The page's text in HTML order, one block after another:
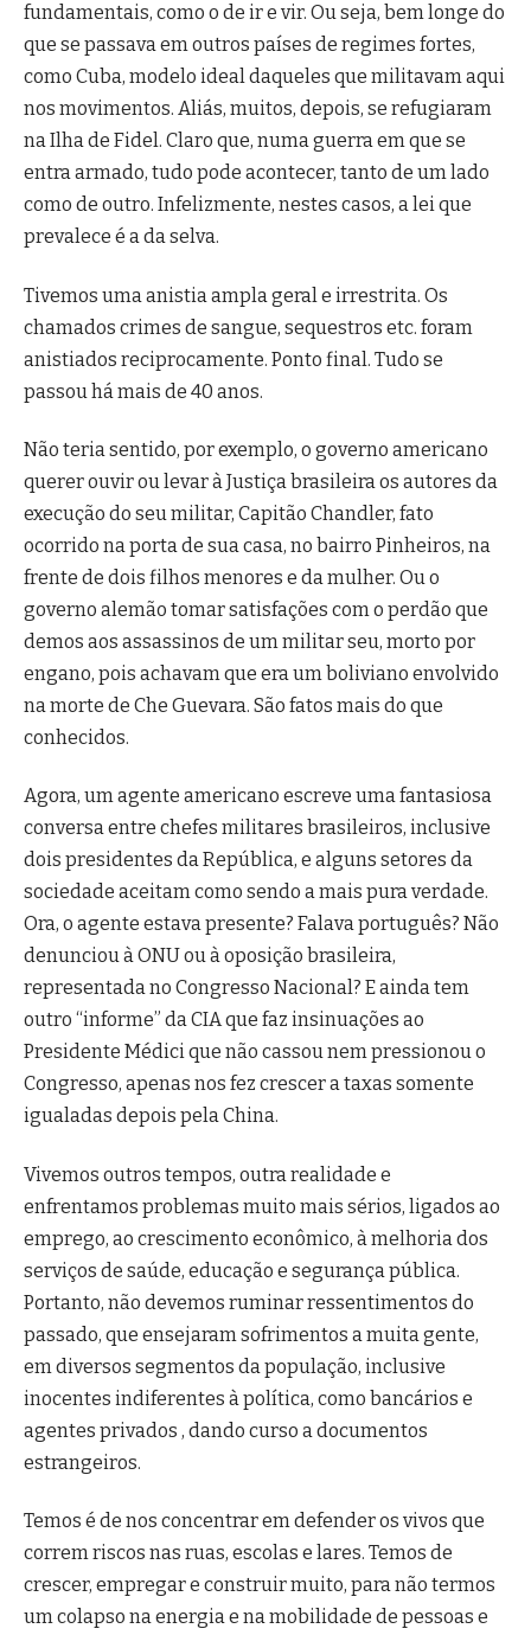
fundamentais, como o de ir e vir. Ou seja, bem longe do
que se passava em outros países de regimes fortes,
como Cuba, modelo ideal daqueles que militavam aqui
nos movimentos. Aliás, muitos, depois, se refugiaram
na Ilha de Fidel. Claro que, numa guerra em que se
entra armado, tudo pode acontecer, tanto de um lado
como de outro. Infelizmente, nestes casos, a lei que
prevalece é a da selva.
Tivemos uma anistia ampla geral e irrestrita. Os
chamados crimes de sangue, sequestros etc. foram
anistiados reciprocamente. Ponto final. Tudo se
passou há mais de 40 anos.
Não teria sentido, por exemplo, o governo americano
querer ouvir ou levar à Justiça brasileira os autores da
execução do seu militar, Capitão Chandler, fato
ocorrido na porta de sua casa, no bairro Pinheiros, na
frente de dois filhos menores e da mulher. Ou o
governo alemão tomar satisfações com o perdão que
demos aos assassinos de um militar seu, morto por
engano, pois achavam que era um boliviano envolvido
na morte de Che Guevara. São fatos mais do que
conhecidos.
Agora, um agente americano escreve uma fantasiosa
conversa entre chefes militares brasileiros, inclusive
dois presidentes da República, e alguns setores da
sociedade aceitam como sendo a mais pura verdade.
Ora, o agente estava presente? Falava português? Não
denunciou à ONU ou à oposição brasileira,
representada no Congresso Nacional? E ainda tem
outro “informe” da CIA que faz insinuações ao
Presidente Médici que não cassou nem pressionou o
Congresso, apenas nos fez crescer a taxas somente
igualadas depois pela China.
Vivemos outros tempos, outra realidade e
enfrentamos problemas muito mais sérios, ligados ao
emprego, ao crescimento econômico, à melhoria dos
serviços de saúde, educação e segurança pública.
Portanto, não devemos ruminar ressentimentos do
passado, que ensejaram sofrimentos a muita gente,
em diversos segmentos da população, inclusive
inocentes indiferentes à política, como bancários e
agentes privados , dando curso a documentos
estrangeiros.
Temos é de nos concentrar em defender os vivos que
correm riscos nas ruas, escolas e lares. Temos de
crescer, empregar e construir muito, para não termos
um colapso na energia e na mobilidade de pessoas e